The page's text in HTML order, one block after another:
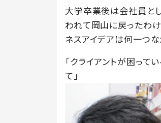
大学卒業後は会社員と
われて岡山に戻ったわ
ネスアイデアは何一つな
「クライアントが困って
て」